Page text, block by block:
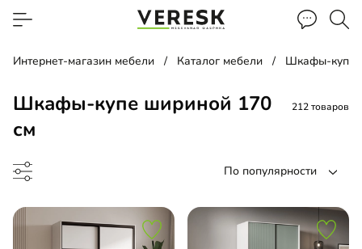
Интернет-магазин мебели Каталог мебели Шкафы-купе
Шкафы-купе шириной 170
см
212 товаров
По популярности